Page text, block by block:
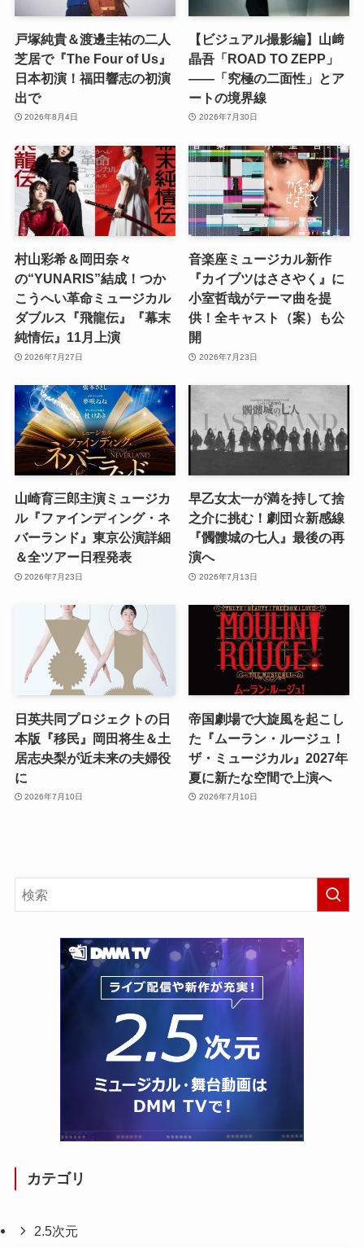
戸塚純貴＆渡邊圭祐の二人
芝居で『The Four of Us』
日本初演！福田響志の初演
出で
2026年8月4日
【ビジュアル撮影編】山﨑
晶吾「ROAD TO ZEPP」
――「究極の二面性」とア
ートの境界線
2026年7月30日
村山彩希＆岡田奈々
の“YUNARIS”結成！つか
こうへい革命ミュージカル
ダブルス『飛龍伝』『幕末
純情伝』11月上演
2026年7月27日
音楽座ミュージカル新作
『カイブツはささやく』に
小室哲哉がテーマ曲を提
供！全キャスト（案）も公
開
2026年7月23日
山崎育三郎主演ミュージカ
ル『ファインディング・ネ
バーランド』東京公演詳細
＆全ツアー日程発表
2026年7月23日
早乙女太一が満を持して捨
之介に挑む！劇団☆新感線
『髑髏城の七人』最後の再
演へ
2026年7月13日
日英共同プロジェクトの日
本版『移民』岡田将生＆土
居志央梨が近未来の夫婦役
に
2026年7月10日
帝国劇場で大旋風を起こし
た『ムーラン・ルージュ！
ザ・ミュージカル』2027年
夏に新たな空間で上演へ
2026年7月10日
カテゴリ
2.5次元